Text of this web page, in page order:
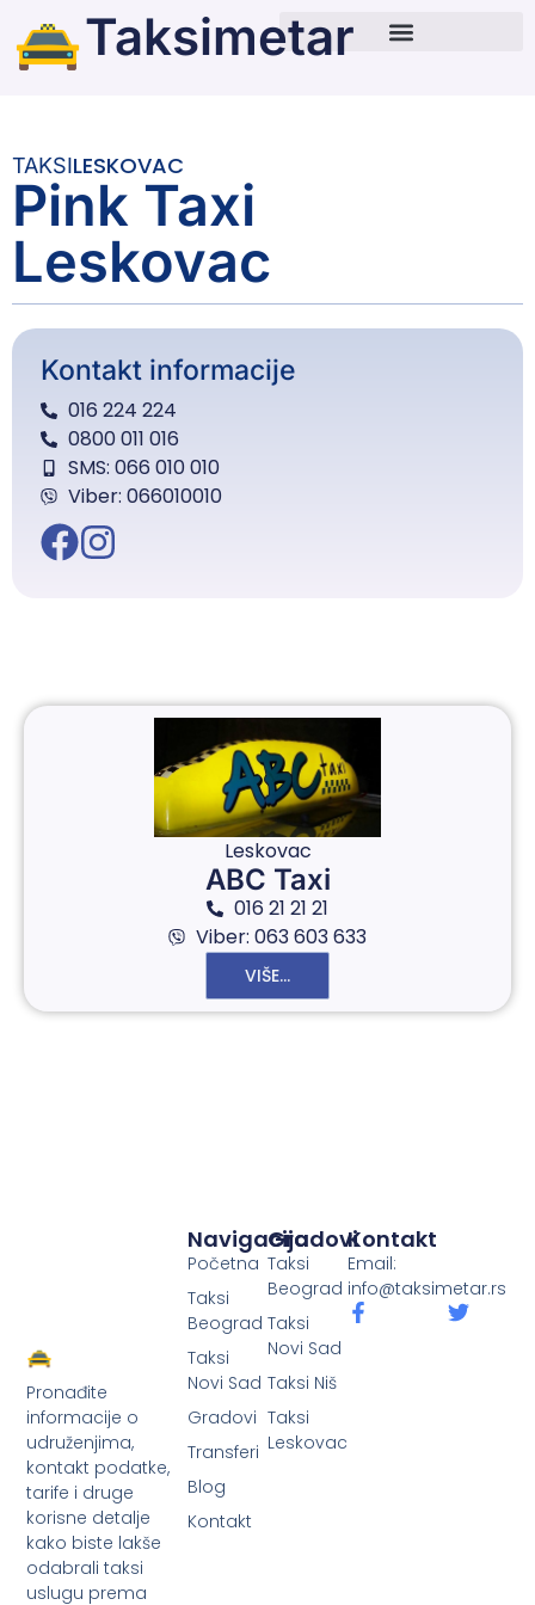
Taksimetar
TAKSILESKOVAC
Pink Taxi
Leskovac
Kontakt informacije
016 224 224
0800 011 016
SMS: 066 010 010
Viber: 066010010
Leskovac
ABC Taxi
016 21 21 21
Viber: 063 603 633
VIŠE...
Pronađite
informacije o
udruženjima,
kontakt podatke,
tarife i druge
korisne detalje
kako biste lakše
odabrali taksi
uslugu prema
Gradovi
Taksi
Beograd
Taksi
Novi Sad
Taksi Niš
Taksi
Leskovac
Navigacija
Početna
Taksi
Beograd
Taksi
Novi Sad
Gradovi
Transferi
Blog
Kontakt
Kontakt
Email:
info@taksimetar.rs